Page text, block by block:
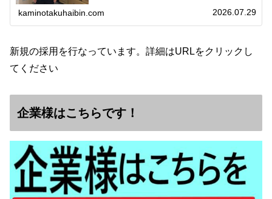
kaminotakuhaibin.com 2026.07.29
新規の採用を行なっています。詳細はURLをクリックし
てください
企業様はこちらです！